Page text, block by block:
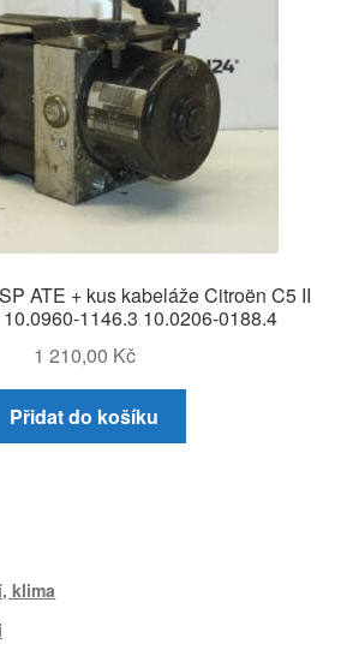
ATE + kus kabeláže Citroën C5 II
1146.3 10.0206-0188.4
1 210,00 Kč
Přidat do košíku
klima